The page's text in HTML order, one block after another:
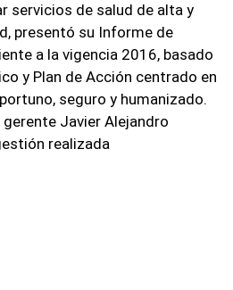
servicios de salud de alta y
presentó su Informe de
a la vigencia 2016, basado
y Plan de Acción centrado en
seguro y humanizado.
Javier Alejandro
realizada